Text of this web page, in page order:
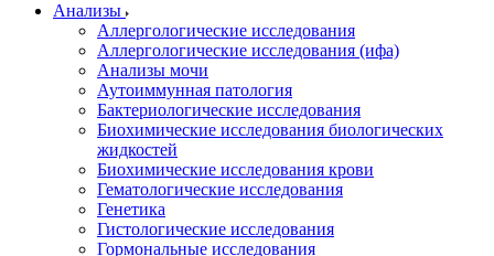
Анализы
Аллергологические исследования
Аллергологические исследования (ифа)
Анализы мочи
Аутоиммунная патология
Бактериологические исследования
Биохимические исследования биологических
жидкостей
Биохимические исследования крови
Гематологические исследования
Генетика
Гистологические исследования
Гормональные исследования